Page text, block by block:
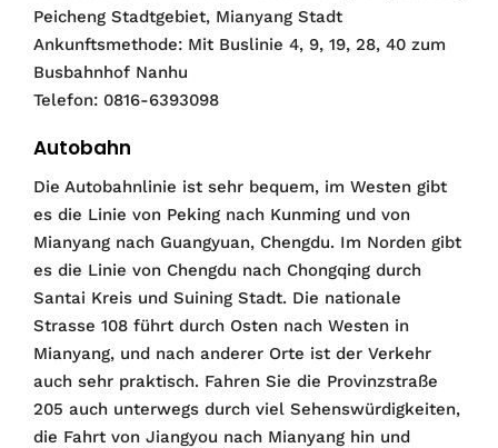
Peicheng Stadtgebiet, Mianyang Stadt
Ankunftsmethode: Mit Buslinie 4, 9, 19, 28, 40 zum
Busbahnhof Nanhu
Telefon: 0816-6393098
Autobahn
Die Autobahnlinie ist sehr bequem, im Westen gibt
es die Linie von Peking nach Kunming und von
Mianyang nach Guangyuan, Chengdu. Im Norden gibt
es die Linie von Chengdu nach Chongqing durch
Santai Kreis und Suining Stadt. Die nationale
Strasse 108 führt durch Osten nach Westen in
Mianyang, und nach anderer Orte ist der Verkehr
auch sehr praktisch. Fahren Sie die Provinzstraße
205 auch unterwegs durch viel Sehenswürdigkeiten,
die Fahrt von Jiangyou nach Mianyang hin und